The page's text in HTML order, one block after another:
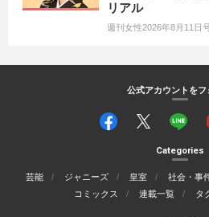
リアル
週刊女性2026年8月11日
公式アカウントをフ
Categories
芸能 ジャニーズ 皇室 社会・事
コミックス
連載一覧 タ